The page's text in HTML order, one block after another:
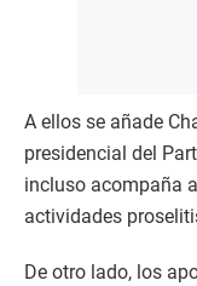
A ellos se añade
presidencial del
incluso acompaña
actividades
De otro lado, los